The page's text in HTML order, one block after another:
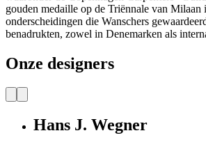
gouden medaille op de Triënnale van Milaan
onderscheidingen die Wanschers
benadrukten, zowel in Denemarken als
Onze designers
Hans J. Wegner